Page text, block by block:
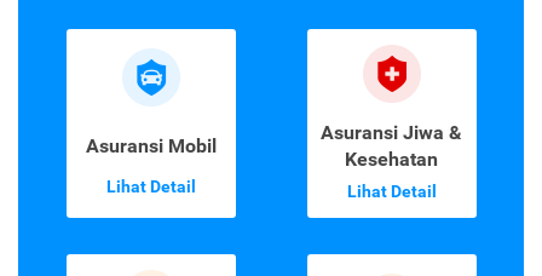
Asuransi Mobil
Lihat Detail
Asuransi Jiwa &
Kesehatan
Lihat Detail